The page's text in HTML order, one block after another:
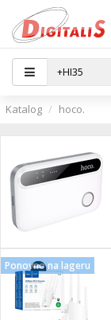
...
pribor
i pribor
/ G4
svjetla
grla
- Analogija
- IP
IP kamere
Katalog hoco.
Ponovno na lageru